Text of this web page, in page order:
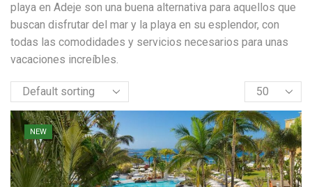
playa en Adeje son una buena alternativa para aquellos que
buscan disfrutar del mar y la playa en su esplendor, con
todas las comodidades y servicios necesarios para unas
vacaciones increíbles.
Products
per
page
NEW